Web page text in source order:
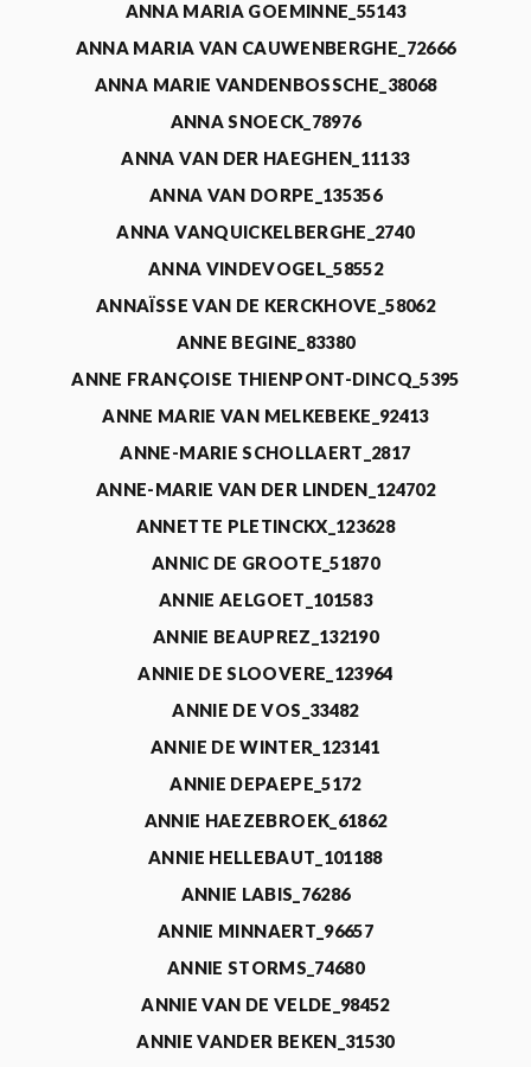
ANNA MARIA GOEMINNE_55143
ANNA MARIA VAN CAUWENBERGHE_72666
ANNA MARIE VANDENBOSSCHE_38068
ANNA SNOECK_78976
ANNA VAN DER HAEGHEN_11133
ANNA VAN DORPE_135356
ANNA VANQUICKELBERGHE_2740
ANNA VINDEVOGEL_58552
ANNAÏSSE VAN DE KERCKHOVE_58062
ANNE BEGINE_83380
ANNE FRANÇOISE THIENPONT-DINCQ_5395
ANNE MARIE VAN MELKEBEKE_92413
ANNE-MARIE SCHOLLAERT_2817
ANNE-MARIE VAN DER LINDEN_124702
ANNETTE PLETINCKX_123628
ANNIC DE GROOTE_51870
ANNIE AELGOET_101583
ANNIE BEAUPREZ_132190
ANNIE DE SLOOVERE_123964
ANNIE DE VOS_33482
ANNIE DE WINTER_123141
ANNIE DEPAEPE_5172
ANNIE HAEZEBROEK_61862
ANNIE HELLEBAUT_101188
ANNIE LABIS_76286
ANNIE MINNAERT_96657
ANNIE STORMS_74680
ANNIE VAN DE VELDE_98452
ANNIE VANDER BEKEN_31530